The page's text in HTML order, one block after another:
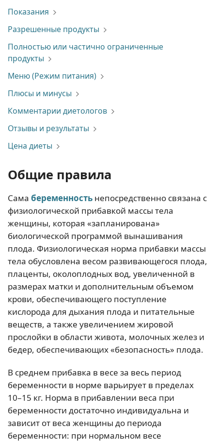
Показания
Разрешенные продукты
Полностью или частично ограниченные
продукты
Меню (Режим питания)
Плюсы и минусы
Комментарии диетологов
Отзывы и результаты
Цена диеты
Общие правила
Сама беременность непосредственно связана с
физиологической прибавкой массы тела
женщины, которая «запланирована»
биологической программой вынашивания
плода. Физиологическая норма прибавки массы
тела обусловлена весом развивающегося плода,
плаценты, околоплодных вод, увеличенной в
размерах матки и дополнительным объемом
крови, обеспечивающего поступление
кислорода для дыхания плода и питательные
веществ, а также увеличением жировой
прослойки в области живота, молочных желез и
бедер, обеспечивающих «безопасность» плода.
В среднем прибавка в весе за весь период
беременности в норме варьирует в пределах
10–15 кг. Норма в прибавлении веса при
беременности достаточно индивидуальна и
зависит от веса женщины до периода
беременности: при нормальном весе